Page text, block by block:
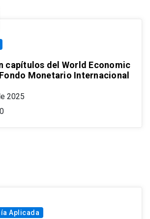
capítulos del World Economic
Monetario Internacional
2025
Aplicada